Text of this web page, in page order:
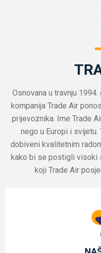
Osnovana u travnju
kompanija Trade Air
prijevoznika. Ime Trade
nego u Europi i
dobiveni kvalitetnim
kako bi se postigli visoki
koji Trade Air